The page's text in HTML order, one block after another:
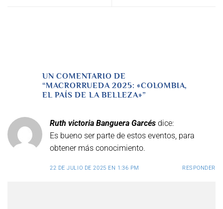
UN COMENTARIO DE
“MACRORRUEDA 2025: «COLOMBIA,
EL PAÍS DE LA BELLEZA»”
Ruth victoria Banguera Garcés dice:
Es bueno ser parte de estos eventos, para
obtener más conocimiento.
22 DE JULIO DE 2025 EN 1:36 PM RESPONDER